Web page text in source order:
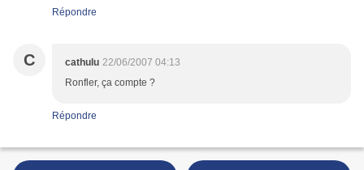
Répondre
C cathulu 22/06/2007 04:13
Ronfler, ça compte ?
Répondre